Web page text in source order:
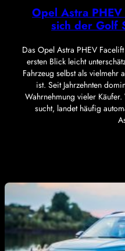
Opel Astra
sich der Golf
Das Opel Astra PHEV
ersten Blick leicht
Fahrzeug selbst als vielmehr
ist. Seit Jahrzehnten
Wahrnehmung vieler
sucht, landet häufig